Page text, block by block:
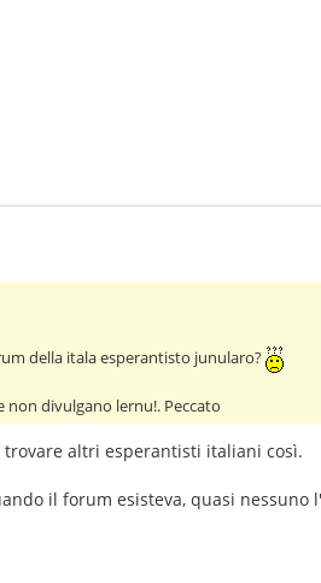
della itala esperantisto junularo?
divulgano lernu!. Peccato
altri esperantisti italiani così.
il forum esisteva, quasi